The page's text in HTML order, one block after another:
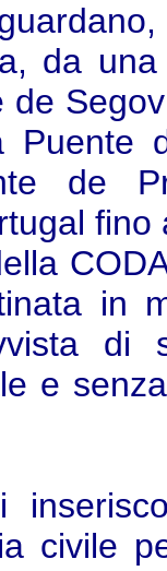
da
de
Puente
de
in
di
e
civile